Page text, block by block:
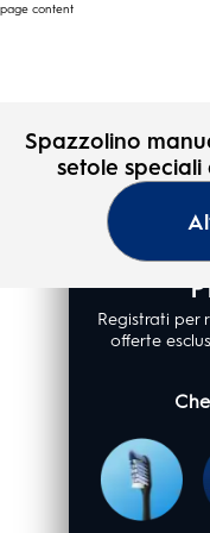
page content
Spazzolino
setole
1 2 3
speciali
0.0
su
Registrati per
offerte